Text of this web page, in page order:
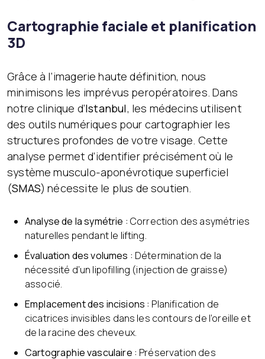
Cartographie faciale et planification
3D
Grâce à l’imagerie haute définition, nous
minimisons les imprévus peropératoires. Dans
notre clinique d’Istanbul, les médecins utilisent
des outils numériques pour cartographier les
structures profondes de votre visage. Cette
analyse permet d’identifier précisément où le
système musculo-aponévrotique superficiel
(SMAS) nécessite le plus de soutien.
Analyse de la symétrie : Correction des asymétries
naturelles pendant le lifting.
Évaluation des volumes : Détermination de la
nécessité d’un lipofilling (injection de graisse)
associé.
Emplacement des incisions : Planification de
cicatrices invisibles dans les contours de l’oreille et
de la racine des cheveux.
Cartographie vasculaire : Préservation des